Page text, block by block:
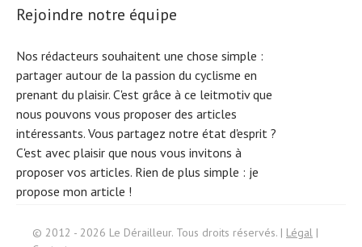
Rejoindre notre équipe
Nos rédacteurs souhaitent une chose simple :
partager autour de la passion du cyclisme en
prenant du plaisir. C'est grâce à ce leitmotiv que
nous pouvons vous proposer des articles
intéressants. Vous partagez notre état d'esprit ?
C'est avec plaisir que nous vous invitons à
proposer vos articles. Rien de plus simple : je
propose mon article !
© 2012 - 2026 Le Dérailleur. Tous droits réservés. | Légal |
Search